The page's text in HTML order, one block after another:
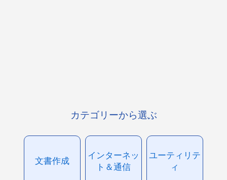
カテゴリーから選ぶ
文書作成
インターネッ
ト＆通信
ユーティリテ
ィ